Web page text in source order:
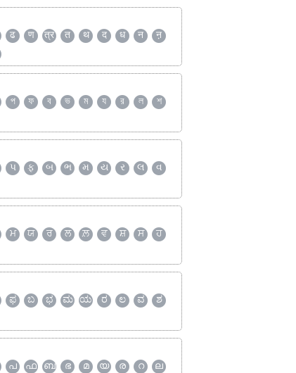
ढ ण त्र त थ द ध न
ऩ
প ফ ব ভ ম য র ল
শ
પ ફ બ ભ મ ય ર લ
વ
ਮ ਯ ਰ ਲ ਲ਼ ਵ ਸ਼ ਸ
ਹ
ಫ ಬ ಭ ಮ ಯ ರ ಲ ವ
ಶ
പ ഫ ബ ഭ മ യ ര റ
ല